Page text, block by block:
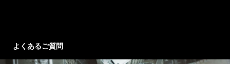
よくあるご質問